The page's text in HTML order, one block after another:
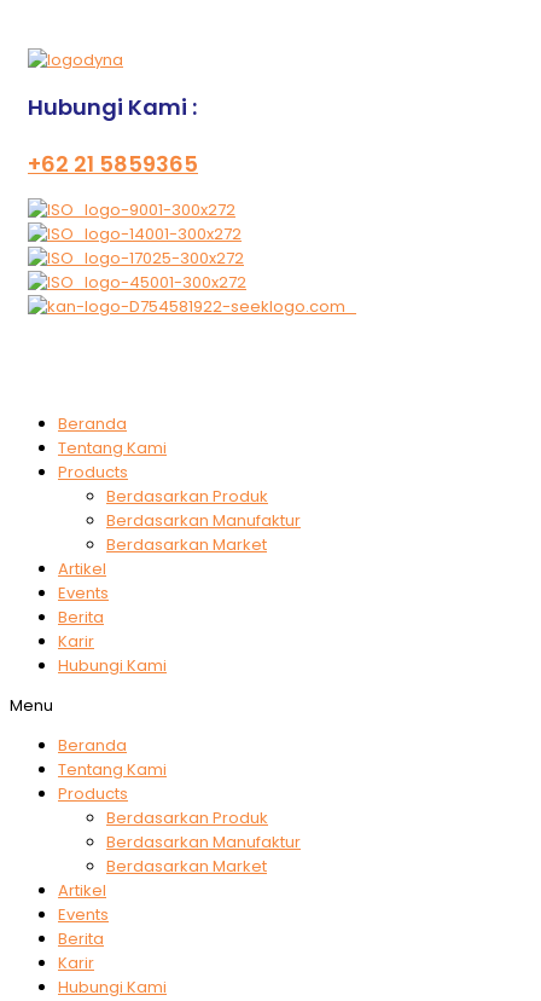
Hubungi Kami :
+62 21 5859365
Beranda
Tentang Kami
Products
Berdasarkan Produk
Berdasarkan Manufaktur
Berdasarkan Market
Artikel
Events
Berita
Karir
Hubungi Kami
Menu
Beranda
Tentang Kami
Products
Berdasarkan Produk
Berdasarkan Manufaktur
Berdasarkan Market
Artikel
Events
Berita
Karir
Hubungi Kami